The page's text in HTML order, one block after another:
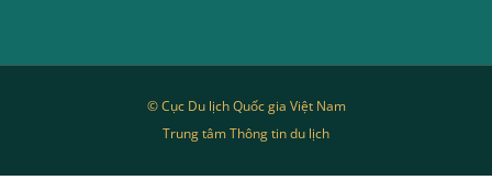
© Cục Du lịch Quốc gia Việt Nam
Trung tâm Thông tin du lịch